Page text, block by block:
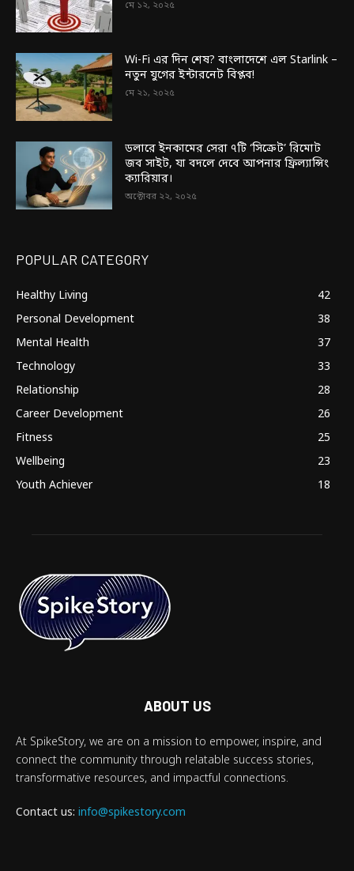
মে ১২, ২০২৫
Wi-Fi এর দিন শেষ? বাংলাদেশে এল Starlink –
নতুন যুগের ইন্টারনেট বিপ্লব!
মে ২১, ২০২৫
ডলারে ইনকামের সেরা ৭টি ‘সিক্রেট’ রিমোট
জব সাইট, যা বদলে দেবে আপনার ফ্রিল্যান্সিং
ক্যারিয়ার।
অক্টোবর ২২, ২০২৫
POPULAR CATEGORY
Healthy Living
42
Personal Development
38
Mental Health
37
Technology
33
Relationship
28
Career Development
26
Fitness
25
Wellbeing
23
Youth Achiever
18
ABOUT US
At SpikeStory, we are on a mission to empower, inspire, and
connect the community through relatable success stories,
transformative resources, and impactful connections.
Contact us: info@spikestory.com